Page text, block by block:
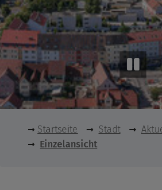
Startseite Stadt
Einzelansicht